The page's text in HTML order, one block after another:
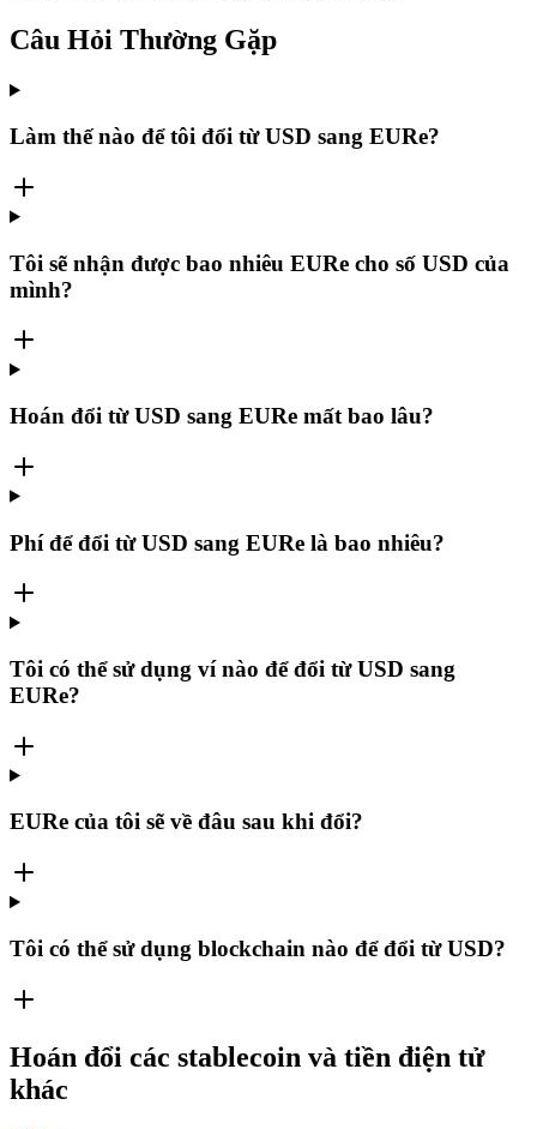
Câu Hỏi Thường Gặp
Làm thế nào để tôi đổi từ USD sang EURe?
Tôi sẽ nhận được bao nhiêu EURe cho số USD của
mình?
Hoán đổi từ USD sang EURe mất bao lâu?
Phí để đổi từ USD sang EURe là bao nhiêu?
Tôi có thể sử dụng ví nào để đổi từ USD sang
EURe?
EURe của tôi sẽ về đâu sau khi đổi?
Tôi có thể sử dụng blockchain nào để đổi từ USD?
Hoán đổi các stablecoin và tiền điện tử
khác